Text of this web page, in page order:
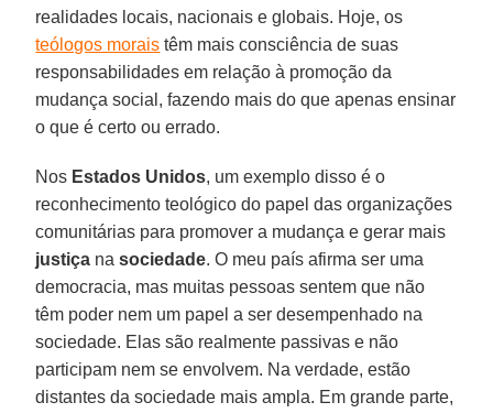
realidades locais, nacionais e globais. Hoje, os
teólogos morais têm mais consciência de suas
responsabilidades em relação à promoção da
mudança social, fazendo mais do que apenas ensinar
o que é certo ou errado.
Nos Estados Unidos, um exemplo disso é o
reconhecimento teológico do papel das organizações
comunitárias para promover a mudança e gerar mais
justiça nasociedade. O meu país afirma ser uma
democracia, mas muitas pessoas sentem que não
têm poder nem um papel a ser desempenhado na
sociedade. Elas são realmente passivas e não
participam nem se envolvem. Na verdade, estão
distantes da sociedade mais ampla. Em grande parte,